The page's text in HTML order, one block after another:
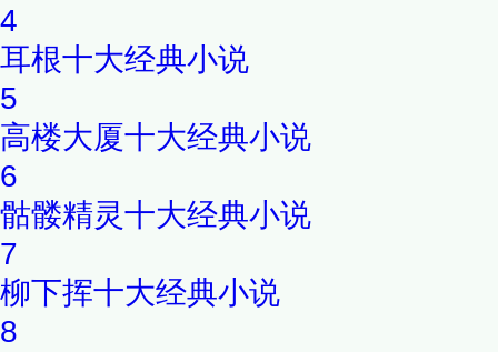
4
耳根十大经典小说
5
高楼大厦十大经典小说
6
骷髅精灵十大经典小说
7
柳下挥十大经典小说
8